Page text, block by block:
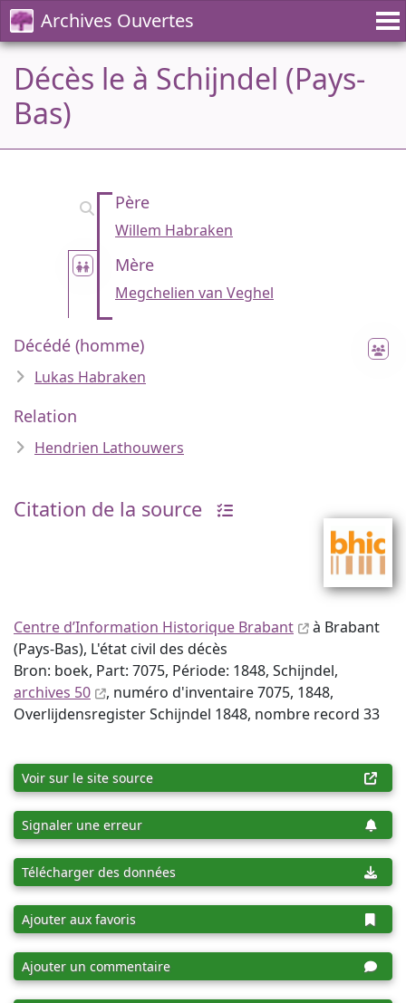
Archives Ouvertes
Décès le à Schijndel (Pays-
Bas)
Père
Willem Habraken
Mère
Megchelien van Veghel
Décédé (homme)
Lukas Habraken
Relation
Hendrien Lathouwers
Citation de la source
Centre d’Information Historique Brabant
à Brabant
(Pays-Bas), L'état civil des décès
Bron: boek, Part: 7075, Période: 1848, Schijndel,
archives 50
, numéro d'inventaire 7075, 1848,
Overlijdensregister Schijndel 1848, nombre record 33
Voir sur le site source
Signaler une erreur
Télécharger des données
Ajouter aux favoris
Ajouter un commentaire